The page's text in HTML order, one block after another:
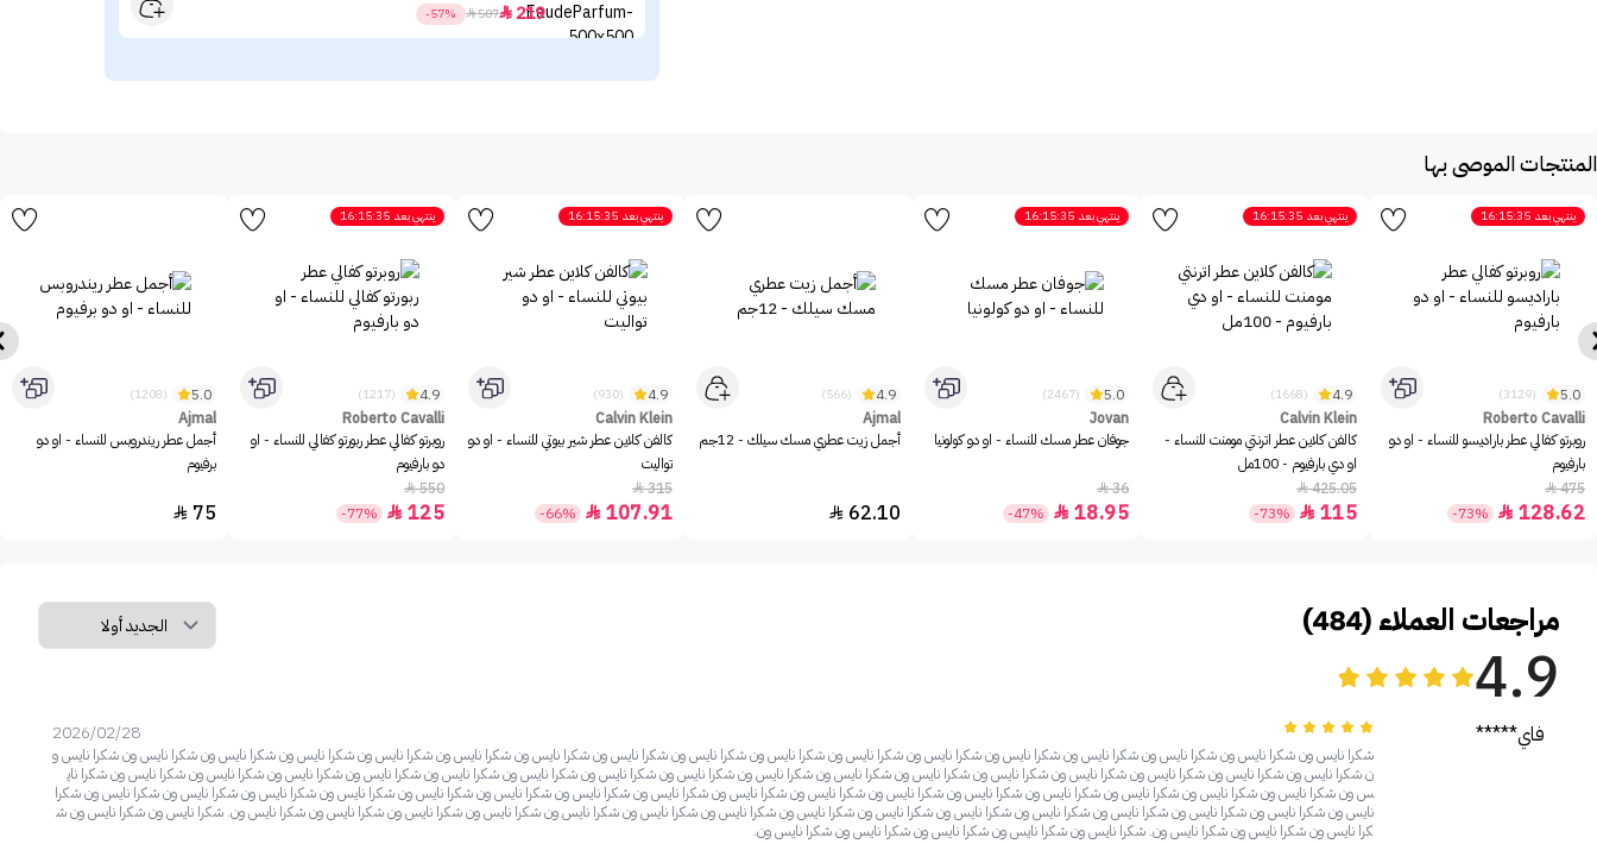
219

507

-57%
المنتجات الموصى بها
ينتهي بعد 16:15:35
5.0
(3129)
Roberto Cavalli
روبرتو كفالي عطر باراديسو للنساء - او دو
بارفيوم
475

128.62

-73%
ينتهي بعد 16:15:35
4.9
(1668)
Calvin Klein
كالفن كلاين عطر اترنتي مومنت للنساء -
او دي بارفيوم - 100مل
425.05

115

-73%
ينتهي بعد 16:15:35
5.0
(2467)
Jovan
جوفان عطر مسك للنساء - او دو كولونيا
36

18.95

-47%
4.9
(566)
Ajmal
أجمل زيت عطري مسك سيلك - 12جم
62.10

ينتهي بعد 16:15:35
4.9
(930)
Calvin Klein
كالفن كلاين عطر شير بيوتي للنساء - او دو
تواليت
315

107.91

-66%
ينتهي بعد 16:15:35
4.9
(1217)
Roberto Cavalli
روبرتو كفالي عطر ربورتو كفالي للنساء - او
دو بارفيوم
550

125

-77%
5.0
(1208)
Ajmal
أجمل عطر ريندروبس للنساء - او دو
برفيوم
75

مراجعات العملاء (484)
4.9
فاي***** 2026/02/28
شكرا نايس ون شكرا نايس ون شكرا نايس ون شكرا نايس ون شكرا نايس ون شكرا نايس ون شكرا نايس ون شكرا نايس ون شكرا نايس ون شكرا نايس ون شكرا نايس ون شكرا نايس ون شكرا نايس ون شكرا نايس ون شكرا نايس ون شكرا نايس ون شكرا نايس و
ن شكرا نايس ون شكرا نايس ون شكرا نايس ون شكرا نايس ون شكرا نايس ون شكرا نايس ون شكرا نايس ون شكرا نايس ون شكرا نايس ون شكرا نايس ون شكرا نايس ون شكرا نايس ون شكرا نايس ون شكرا نايس ون شكرا نايس ون شكرا نايس ون شكرا ناي
س ون شكرا نايس ون شكرا نايس ون شكرا نايس ون شكرا نايس ون شكرا نايس ون شكرا نايس ون شكرا نايس ون شكرا نايس ون شكرا نايس ون شكرا نايس ون شكرا نايس ون شكرا نايس ون شكرا نايس ون شكرا نايس ون شكرا نايس ون شكرا نايس ون شكرا
نايس ون شكرا نايس ون شكرا نايس ون شكرا نايس ون شكرا نايس ون شكرا نايس ون شكرا نايس ون شكرا نايس ون شكرا نايس ون شكرا نايس ون شكرا نايس ون شكرا نايس ون شكرا نايس ون شكرا نايس ون شكرا نايس ون. شكرا نايس ون شكرا نايس ون ش
كرا نايس ون شكرا نايس ون شكرا نايس ون. شكرا نايس ون شكرا نايس ون شكرا نايس ون شكرا نايس ون شكرا نايس ون.